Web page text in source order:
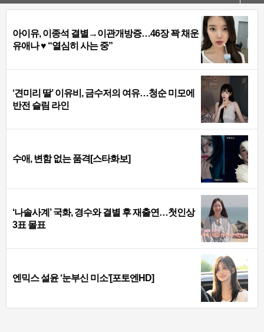
아이유, 이종석 결별→이관개방증…46장 꽉 채운
유애나 ♥ “열심히 사는 중”
‘견미리 딸’ 이유비, 금수저의 여유…청순 미모에
반전 슬림 라인
수애, 변함 없는 품격[스타화보]
‘나솔사계’ 국화, 경수와 결별 후 재출연…첫인상
3표 몰표
엔믹스 설윤 ‘눈부신 미소’[포토엔HD]